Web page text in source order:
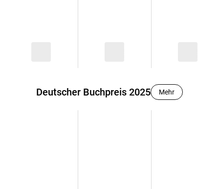
Deutscher Buchpreis 2025 Mehr